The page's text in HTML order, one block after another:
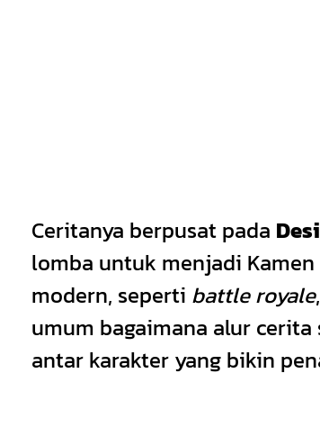
Ceritanya berpusat pada
lomba untuk menjadi
modern, seperti battle royale
umum bagaimana alur
antar karakter yang bikin